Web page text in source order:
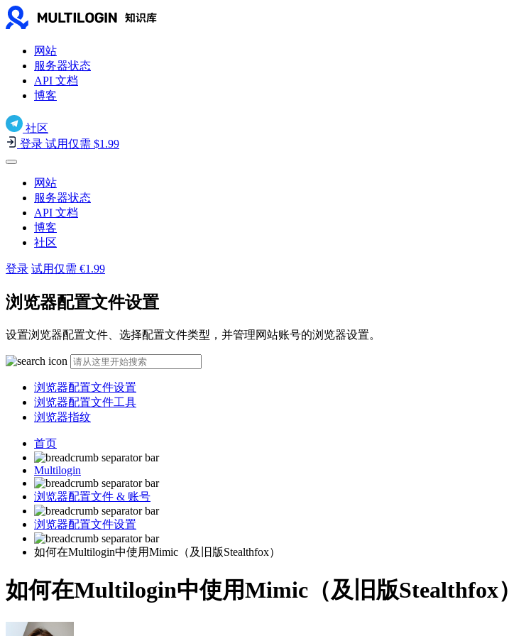
网站
服务器状态
API 文档
博客
社区
登录 试用仅需 $1.99
网站
服务器状态
API 文档
博客
社区
登录 试用仅需 €1.99
浏览器配置文件设置
设置浏览器配置文件、选择配置文件类型，并管理网站账号的浏览器设置。
浏览器配置文件设置
浏览器配置文件工具
浏览器指纹
首页
Multilogin
浏览器配置文件 & 账号
浏览器配置文件设置
如何在Multilogin中使用Mimic（及旧版Stealthfox）
如何在Multilogin中使用Mimic（及旧版Stealthfox）